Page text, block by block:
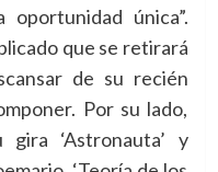
única”.
que se retirará
de su recién
Por su lado,
‘Astronauta’ y